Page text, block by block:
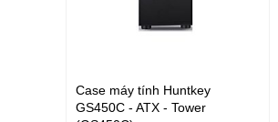
Case máy tính Huntkey
GS450C - ATX - Tower